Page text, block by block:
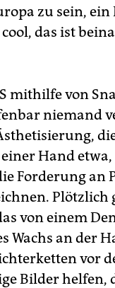
zu sein,
das ist
mithilfe von
niemand
Hand
Forderung an
Plötzlich
von einem
Wachs an der
vor
Bilder helfen,